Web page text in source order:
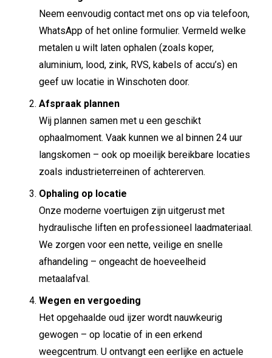
Neem eenvoudig contact met ons op via telefoon,
WhatsApp of het online formulier. Vermeld welke
metalen u wilt laten ophalen (zoals koper,
aluminium, lood, zink, RVS, kabels of accu’s) en
geef uw locatie in Winschoten door.
Afspraak plannen
Wij plannen samen met u een geschikt
ophaalmoment. Vaak kunnen we al binnen 24 uur
langskomen – ook op moeilijk bereikbare locaties
zoals industrieterreinen of achtererven.
Ophaling op locatie
Onze moderne voertuigen zijn uitgerust met
hydraulische liften en professioneel laadmateriaal.
We zorgen voor een nette, veilige en snelle
afhandeling – ongeacht de hoeveelheid
metaalafval.
Wegen en vergoeding
Het opgehaalde oud ijzer wordt nauwkeurig
gewogen – op locatie of in een erkend
weegcentrum. U ontvangt een eerlijke en actuele